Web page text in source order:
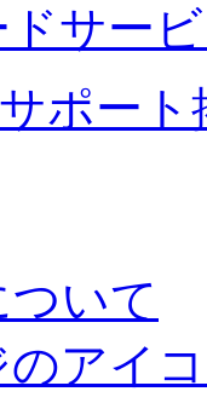
サー
サポート
いて
のアイ